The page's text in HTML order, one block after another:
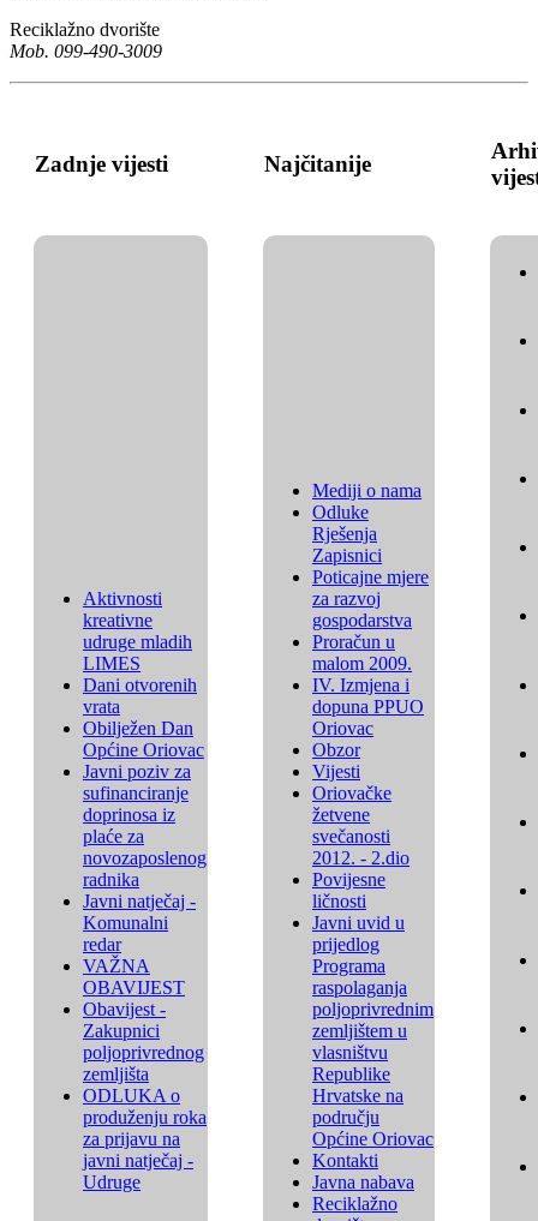
Reciklažno dvorište
Mob. 099-490-3009
Zadnje vijesti Najčitanije
Aktivnosti
kreativne
udruge mladih
LIMES
Dani otvorenih
vrata
Obilježen Dan
Općine Oriovac
Javni poziv za
sufinanciranje
doprinosa iz
plaće za
novozaposlenog
radnika
Javni natječaj -
Komunalni
redar
VAŽNA
OBAVIJEST
Obavijest -
Zakupnici
poljoprivrednog
zemljišta
ODLUKA o
produženju roka
za prijavu na
javni natječaj -
Udruge
Mediji o nama
Odluke
Rješenja
Zapisnici
Poticajne mjere
za razvoj
gospodarstva
Proračun u
malom 2009.
IV. Izmjena i
dopuna PPUO
Oriovac
Obzor
Vijesti
Oriovačke
žetvene
svečanosti
2012. - 2.dio
Povijesne
ličnosti
Javni uvid u
prijedlog
Programa
raspolaganja
poljoprivrednim
zemljištem u
vlasništvu
Republike
Hrvatske na
području
Općine Oriovac
Kontakti
Javna nabava
Reciklažno